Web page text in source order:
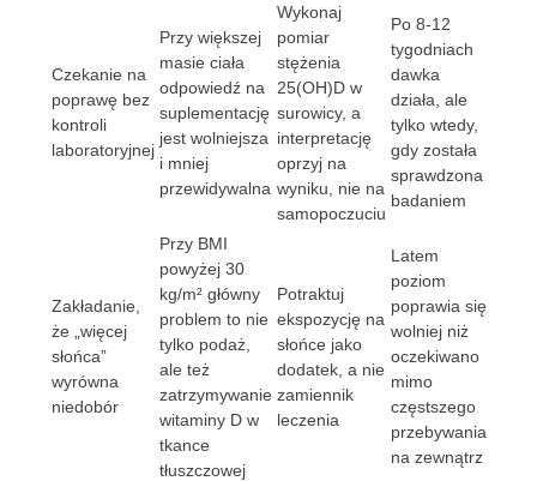
Czekanie na
poprawę bez
kontroli
laboratoryjnej
Przy większej
masie ciała
odpowiedź na
suplementację
jest wolniejsza
i mniej
przewidywalna
Wykonaj
pomiar
stężenia
25(OH)D w
surowicy, a
interpretację
oprzyj na
wyniku, nie na
samopoczuciu
Po 8-12
tygodniach
dawka
działa, ale
tylko wtedy,
gdy została
sprawdzona
badaniem
Zakładanie,
że „więcej
słońca”
wyrówna
niedobór
Przy BMI
powyżej 30
kg/m² główny
problem to nie
tylko podaż,
ale też
zatrzymywanie
witaminy D w
tkance
tłuszczowej
Potraktuj
ekspozycję na
słońce jako
dodatek, a nie
zamiennik
leczenia
Latem
poziom
poprawia się
wolniej niż
oczekiwano
mimo
częstszego
przebywania
na zewnątrz